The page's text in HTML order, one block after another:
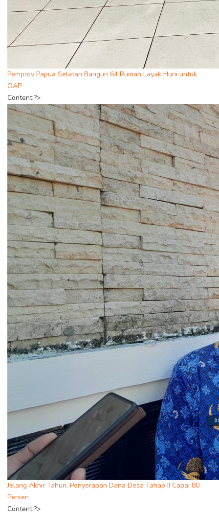
Pemprov Papua Selatan Bangun 64 Rumah Layak Huni untuk
OAP
Content;?>
Jelang Akhir Tahun, Penyerapan Dana Desa Tahap II Capai 80
Persen
Content;?>